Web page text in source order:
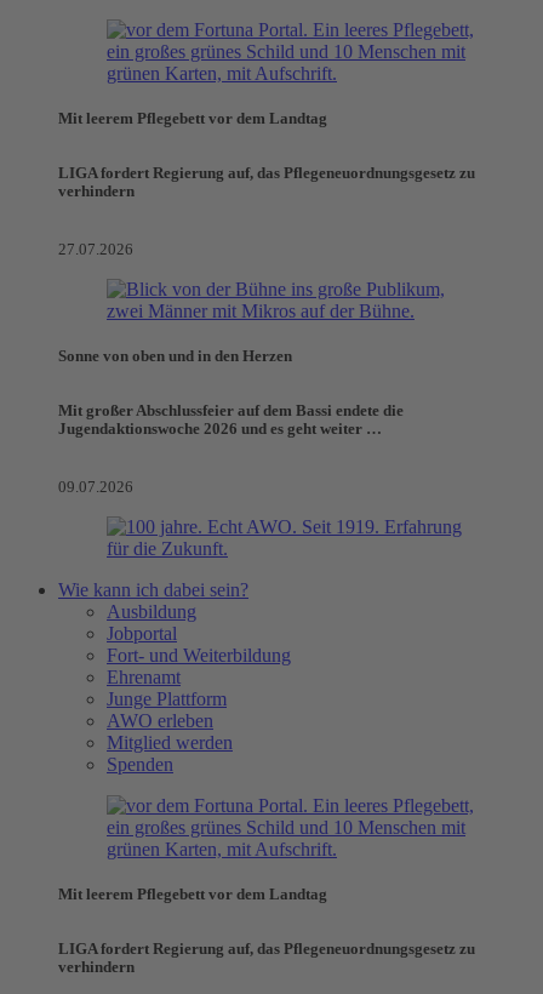
Mit leerem Pflegebett vor dem Landtag
LIGA fordert Regierung auf, das Pflegeneuordnungsgesetz zu
verhindern
27.07.2026
Sonne von oben und in den Herzen
Mit großer Abschlussfeier auf dem Bassi endete die
Jugendaktionswoche 2026 und es geht weiter …
09.07.2026
Wie kann ich dabei sein?
Ausbildung
Jobportal
Fort- und Weiterbildung
Ehrenamt
Junge Plattform
AWO erleben
Mitglied werden
Spenden
Mit leerem Pflegebett vor dem Landtag
LIGA fordert Regierung auf, das Pflegeneuordnungsgesetz zu
verhindern